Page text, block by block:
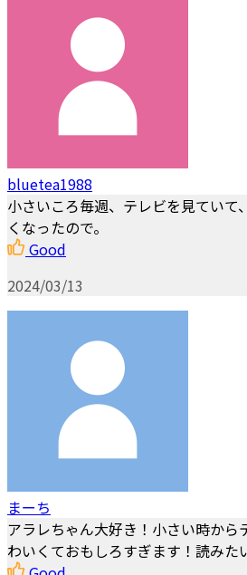
bluetea1988
小さいころ毎週、テレビを見ていて
くなったので。
Good
2024/03/13
まーち
アラレちゃん大好き！小さい時から
わいくておもしろすぎます！読みた